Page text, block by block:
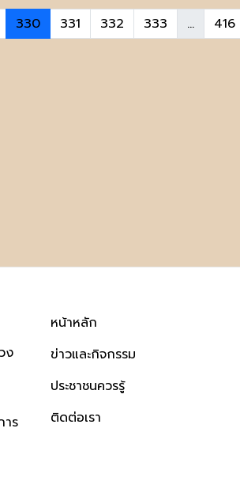
330 331 332 333 ... 416
ง
ร
หน้าหลัก
ข่าวและกิจกรรม
ประชาชนควรรู้
ติดต่อเรา